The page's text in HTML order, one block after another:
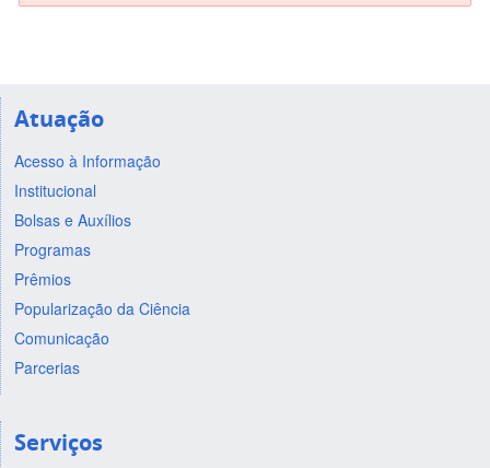
Atuação
Acesso à Informação
Institucional
Bolsas e Auxílios
Programas
Prêmios
Popularização da Ciência
Comunicação
Parcerias
Serviços